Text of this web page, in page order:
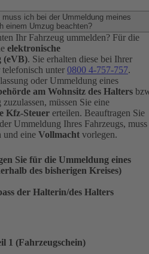
ich bei der Ummeldung meines
einem Umzug beachten?
Ihr Fahrzeug ummelden? Für die
elektronische
(eVB). Sie erhalten diese bei Ihrer
unter 0800 4-757-757.
oder Ummeldung eines
am Wohnsitz des Halters
müssen Sie eine
Kfz-Steuer erteilen. Beauftragen Sie
Ummeldung Ihres Fahrzeugs, muss
und eine Vollmacht vorlegen.
Sie für die Ummeldung eines
des bisherigen Kreises)
der Halterin/des Halters
1 (Fahrzeugschein)